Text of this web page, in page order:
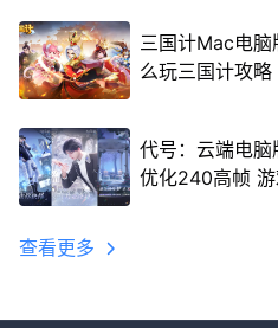
三国计Mac电
么玩三国计攻略
代号：云端电
优化240高帧
查看更多